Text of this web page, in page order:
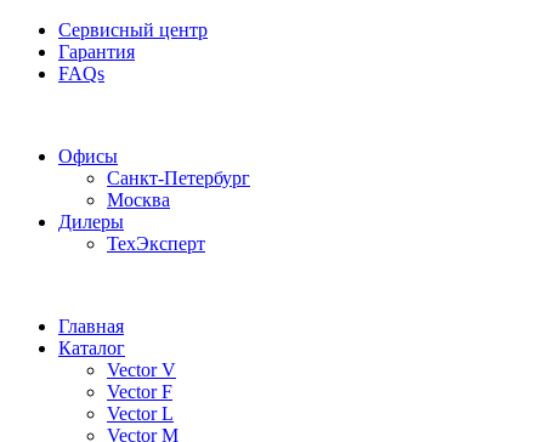
Сервисный центр
Гарантия
FAQs
Офисы
Санкт-Петербург
Москва
Дилеры
ТехЭксперт
Главная
Каталог
Vector V
Vector F
Vector L
Vector M